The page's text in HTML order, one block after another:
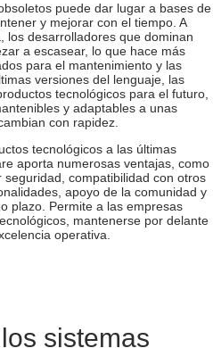
puede dar lugar a bases de
y mejorar con el tiempo. A
los desarrolladores que dominan
a escasear, lo que hace más
para el mantenimiento y las
versiones del lenguaje, las
tecnológicos para el futuro,
y adaptables a unas
con rapidez.
tecnológicos a las últimas
aporta numerosas ventajas, como
compatibilidad con otros
apoyo de la comunidad y
plazo. Permite a las empresas
mantenerse por delante
operativa.
sistemas